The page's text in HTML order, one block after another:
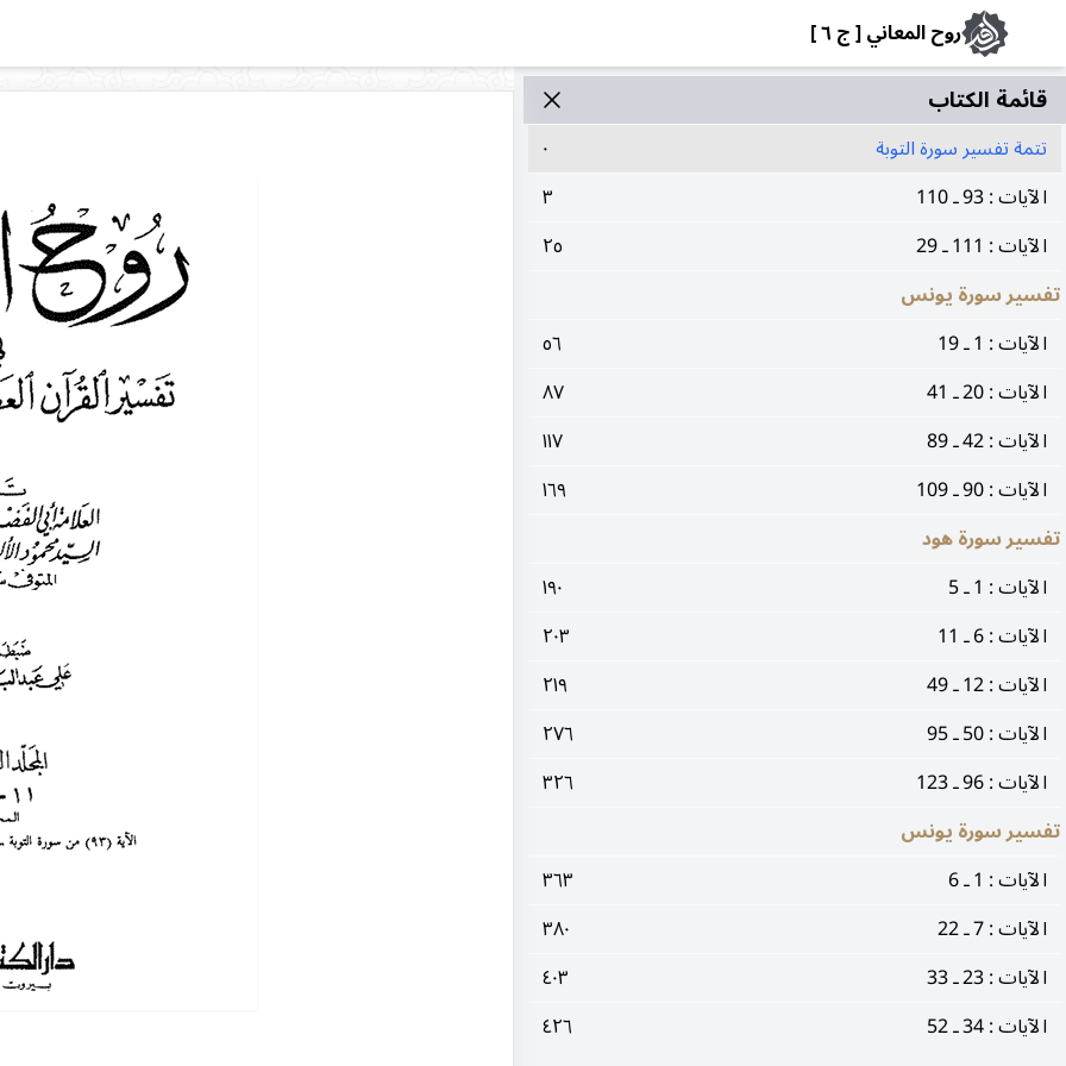
روح المعاني [ ج ٦ ]
قائمة الکتاب
تتمة تفسير سورة التوبة
٠
الآيات : 93 ـ 110
٣
الآيات : 111 ـ 29
٢٥
تفسير سورة يونس
الآيات : 1 ـ 19
٥٦
الآيات : 20 ـ 41
٨٧
الآيات : 42 ـ 89
١١٧
الآيات : 90 ـ 109
١٦٩
تفسير سورة هود
الآيات : 1 ـ 5
١٩٠
الآيات : 6 ـ 11
٢٠٣
الآيات : 12 ـ 49
٢١٩
الآيات : 50 ـ 95
٢٧٦
الآيات : 96 ـ 123
٣٢٦
تفسير سورة يونس
الآيات : 1 ـ 6
٣٦٣
الآيات : 7 ـ 22
٣٨٠
الآيات : 23 ـ 33
٤٠٣
الآيات : 34 ـ 52
٤٢٦
البحث